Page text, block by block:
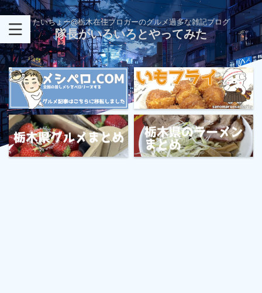
たいちょー@栃木在住ブロガーのグルメ過多な雑記ブログ
隊長がいろいろとやってみた